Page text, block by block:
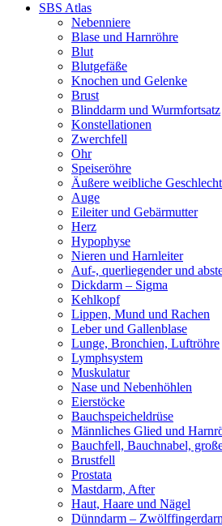
SBS Atlas
Nebenniere
Blase und Harnröhre
Blut
Blutgefäße
Knochen und Gelenke
Brust
Blinddarm und Wurmfortsatz
Konstellationen
Zwerchfell
Ohr
Speiseröhre
Äußere weibliche
Auge
Eileiter und Gebärmutter
Herz
Hypophyse
Nieren und Harnleiter
Auf-, querliegender und
Dickdarm – Sigma
Kehlkopf
Lippen, Mund und Rachen
Leber und Gallenblase
Lunge, Bronchien, Luftröhre
Lymphsystem
Muskulatur
Nase und Nebenhöhlen
Eierstöcke
Bauchspeicheldrüse
Männliches Glied und
Bauchfell, Bauchnabel,
Brustfell
Prostata
Mastdarm, After
Haut, Haare und Nägel
Dünndarm –